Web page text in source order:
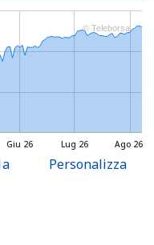
Lug 26
Giu 26 Ago 26
© Teleborsa
Personalizza